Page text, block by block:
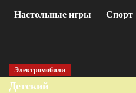
Настольные игры Спорт
Электромобили
Детский